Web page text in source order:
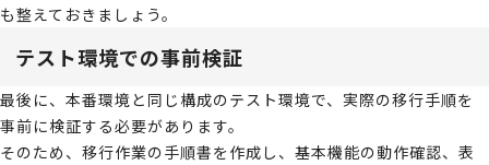
も整えておきましょう。
テスト環境での事前検証
最後に、本番環境と同じ構成のテスト環境で、実際の移行手順を
事前に検証する必要があります。
そのため、移行作業の手順書を作成し、基本機能の動作確認、表